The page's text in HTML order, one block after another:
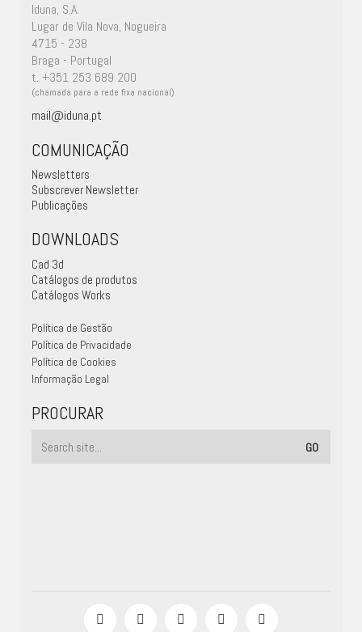
Iduna, S.A.
Lugar de Vila Nova, Nogueira
4715 - 238
Braga - Portugal
t. +351 253 689 200
(chamada para a rede fixa nacional)
mail@iduna.pt
COMUNICAÇÃO
Newsletters
Subscrever Newsletter
Publicações
DOWNLOADS
Cad 3d
Catálogos de produtos
Catálogos Works
Política de Gestão
Política de Privacidade
Política de Cookies
Informação Legal
PROCURAR